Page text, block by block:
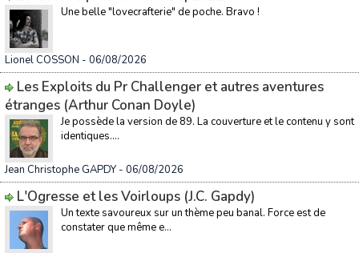
Une belle "lovecrafterie" de poche. Bravo !
Lionel COSSON - 06/08/2026
Les Exploits du Pr Challenger et autres aventures
étranges (Arthur Conan Doyle)
Je possède la version de 89. La couverture et le contenu y sont
identiques....
Jean Christophe GAPDY - 06/08/2026
L'Ogresse et les Voirloups (J.C. Gapdy)
Un texte savoureux sur un thème peu banal. Force est de
constater que même e...